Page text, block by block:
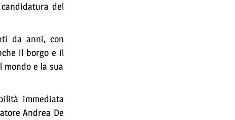
del
da anni, con
il borgo e il
e la sua
immediata
Andrea De